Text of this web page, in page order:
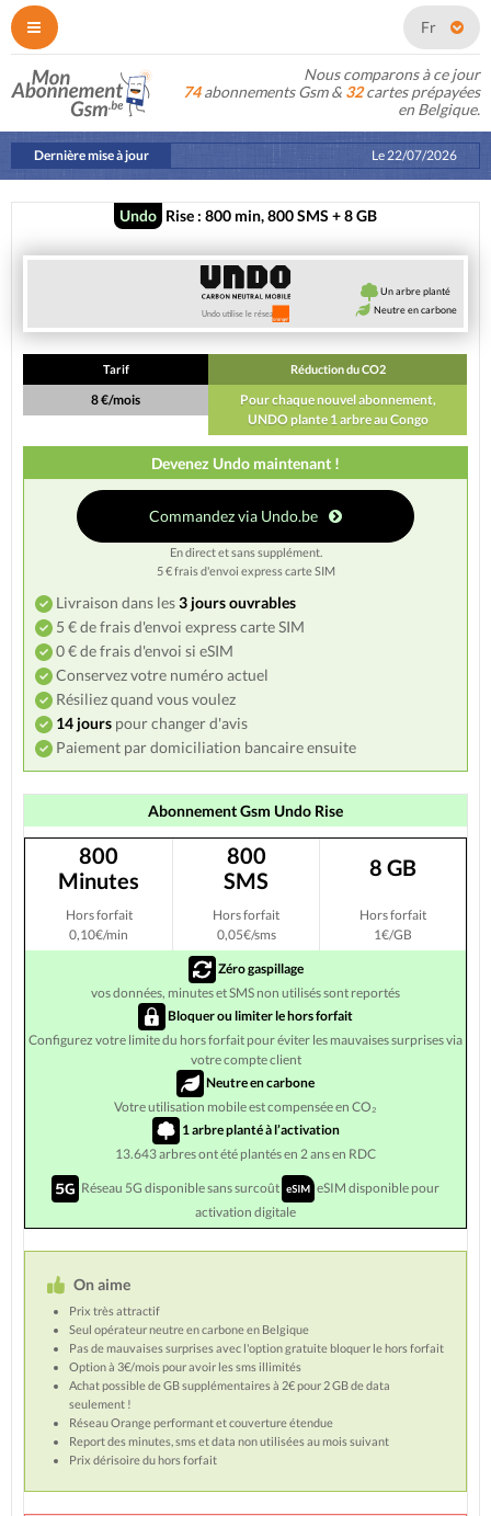
Fr
Nous comparons à ce jour
74abonnements Gsm & 32cartes prépayées
en Belgique.
Dernière mise à jour Le22/07/2026
Undo Rise : 800 min, 800 SMS + 8 GB
Un arbre planté
Neutre en carbone
Tarif
8 €/mois
Réduction du CO2
Pour chaque nouvel abonnement,
UNDO plante 1 arbre au Congo
Devenez Undo maintenant !
Livraison dans les3 jours ouvrables
5 € de frais d'envoi express carte SIM
0 € de frais d'envoi si eSIM
Conservez votre numéro actuel
Résiliez quand vous voulez
14 jours pour changer d'avis
Paiement par domiciliation bancaire ensuite
Commandez via Undo.be
En direct et sans supplément.
5 € frais d'envoi express carte SIM
Abonnement Gsm Undo Rise
800
Minutes
800
SMS
8 GB
Hors forfait
0,10€/min
Hors forfait
0,05€/sms
Hors forfait
1€/GB
Zéro gaspillage
vos données, minutes et SMS non utilisés sont reportés
Bloquer ou limiter le hors forfait
Configurez votre limite du hors forfait pour éviter les mauvaises surprises via
votre compte client
Neutre en carbone
Votre utilisation mobile est compensée en CO₂
1 arbre planté à l’activation
13.643 arbres ont été plantés en 2 ans en RDC
Réseau 5G disponible sans surcoût
eSIM disponible pour
activation digitale
On aime
Prix très attractif
Seul opérateur neutre en carbone en Belgique
Pas de mauvaises surprises avec l'option gratuite bloquer le hors forfait
Option à 3€/mois pour avoir les sms illimités
Achat possible de GB supplémentaires à 2€ pour 2 GB de data
seulement !
Réseau Orange performant et couverture étendue
Report des minutes, sms et data non utilisées au mois suivant
Prix dérisoire du hors forfait